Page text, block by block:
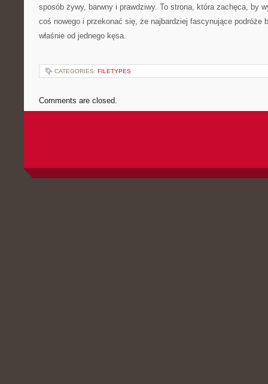
sposób żywy, barwny i prawdziwy. To strona, która zachęca, by
coś nowego i przekonać się, że najbardziej fascynujące podróże
właśnie od jednego kęsa.
CATEGORIES: FILETYPES
Comments are closed.